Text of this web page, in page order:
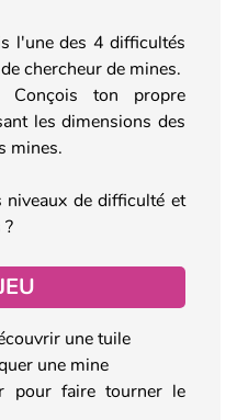
l'une des 4 difficultés
chercheur de mines.
Conçois ton propre
les dimensions des
mines.
de difficulté et
une tuile
une mine
pour faire tourner le